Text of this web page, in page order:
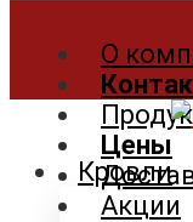
О
Цены
Акции
Кровли